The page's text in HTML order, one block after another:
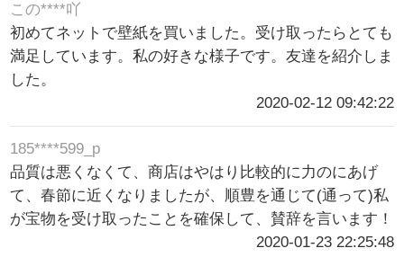
この****吖
初めてネットで壁紙を買いました。受け取ったらとても
満足しています。私の好きな様子です。友達を紹介しま
した。
2020-02-12 09:42:22
185****599_p
品質は悪くなくて、商店はやはり比較的に力のにあげ
て、春節に近くなりましたが、順豊を通じて(通って)私
が宝物を受け取ったことを確保して、賛辞を言います！
2020-01-23 22:25:48